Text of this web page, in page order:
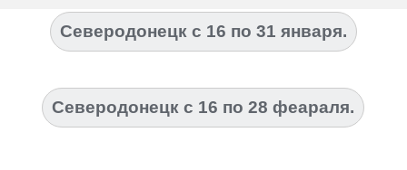
Северодонецк с 16 по 31 января.
Северодонецк с 16 по 28 феараля.